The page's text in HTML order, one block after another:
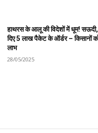
हाथरस के आलू की विदेशों में धूम!
दिए 5 लाख पैकेट के ऑर्डर – किसानों को
लाभ
28/05/2025